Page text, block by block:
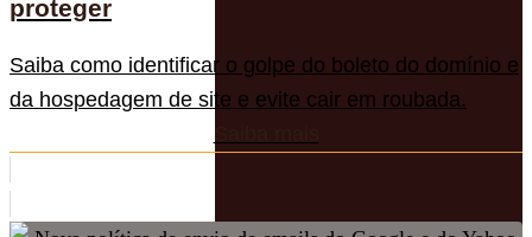
proteger
Saiba como identificar o golpe do boleto do domínio e
da hospedagem de site e evite cair em roubada.